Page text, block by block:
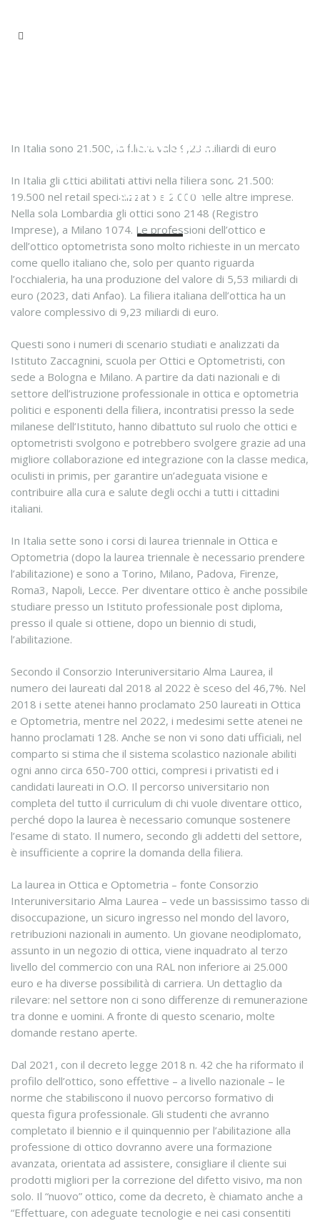
salute: più
specializzazione per
gli ottici
In Italia sono 21.500, la filiera vale 9,23 miliardi di euro
In Italia gli ottici abilitati attivi nella filiera sono 21.500:
19.500 nel retail specializzato e 2.000 nelle altre imprese.
Nella sola Lombardia gli ottici sono 2148 (Registro
Imprese), a Milano 1074. Le professioni dell’ottico e
dell’ottico optometrista sono molto richieste in un mercato
come quello italiano che, solo per quanto riguarda
l’occhialeria, ha una produzione del valore di 5,53 miliardi di
euro (2023, dati Anfao). La filiera italiana dell’ottica ha un
valore complessivo di 9,23 miliardi di euro.
Questi sono i numeri di scenario studiati e analizzati da
Istituto Zaccagnini, scuola per Ottici e Optometristi, con
sede a Bologna e Milano. A partire da dati nazionali e di
settore dell’istruzione professionale in ottica e optometria
politici e esponenti della filiera, incontratisi presso la sede
milanese dell’Istituto, hanno dibattuto sul ruolo che ottici e
optometristi svolgono e potrebbero svolgere grazie ad una
migliore collaborazione ed integrazione con la classe medica,
oculisti in primis, per garantire un’adeguata visione e
contribuire alla cura e salute degli occhi a tutti i cittadini
italiani.
In Italia sette sono i corsi di laurea triennale in Ottica e
Optometria (dopo la laurea triennale è necessario prendere
l’abilitazione) e sono a Torino, Milano, Padova, Firenze,
Roma3, Napoli, Lecce. Per diventare ottico è anche possibile
studiare presso un Istituto professionale post diploma,
presso il quale si ottiene, dopo un biennio di studi,
l’abilitazione.
Secondo il Consorzio Interuniversitario Alma Laurea, il
numero dei laureati dal 2018 al 2022 è sceso del 46,7%. Nel
2018 i sette atenei hanno proclamato 250 laureati in Ottica
e Optometria, mentre nel 2022, i medesimi sette atenei ne
hanno proclamati 128. Anche se non vi sono dati ufficiali, nel
comparto si stima che il sistema scolastico nazionale abiliti
ogni anno circa 650-700 ottici, compresi i privatisti ed i
candidati laureati in O.O. Il percorso universitario non
completa del tutto il curriculum di chi vuole diventare ottico,
perché dopo la laurea è necessario comunque sostenere
l’esame di stato. Il numero, secondo gli addetti del settore,
è insufficiente a coprire la domanda della filiera.
La laurea in Ottica e Optometria – fonte Consorzio
Interuniversitario Alma Laurea – vede un bassissimo tasso di
disoccupazione, un sicuro ingresso nel mondo del lavoro,
retribuzioni nazionali in aumento. Un giovane neodiplomato,
assunto in un negozio di ottica, viene inquadrato al terzo
livello del commercio con una RAL non inferiore ai 25.000
euro e ha diverse possibilità di carriera. Un dettaglio da
rilevare: nel settore non ci sono differenze di remunerazione
tra donne e uomini. A fronte di questo scenario, molte
domande restano aperte.
Dal 2021, con il decreto legge 2018 n. 42 che ha riformato il
profilo dell’ottico, sono effettive – a livello nazionale – le
norme che stabiliscono il nuovo percorso formativo di
questa figura professionale. Gli studenti che avranno
completato il biennio e il quinquennio per l’abilitazione alla
professione di ottico dovranno avere una formazione
avanzata, orientata ad assistere, consigliare il cliente sui
prodotti migliori per la correzione del difetto visivo, ma non
solo. Il “nuovo” ottico, come da decreto, è chiamato anche a
“Effettuare, con adeguate tecnologie e nei casi consentiti